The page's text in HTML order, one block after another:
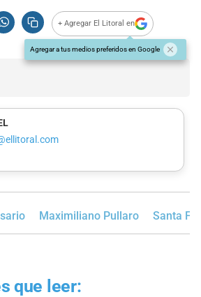
+ Agregar El Litoral en
Agregar a tus medios preferidos en Google
Maximiliano Pullaro Santa Fe
que leer: